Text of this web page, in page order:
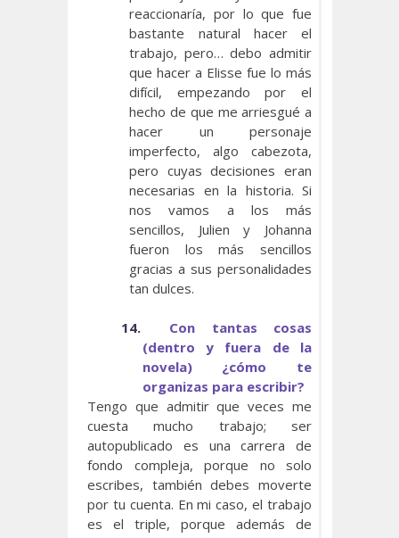
reaccionaría, por lo que fue
bastante natural hacer el
trabajo, pero… debo admitir
que hacer a Elisse fue lo más
difícil, empezando por el
hecho de que me arriesgué a
hacer un personaje
imperfecto, algo cabezota,
pero cuyas decisiones eran
necesarias en la historia. Si
nos vamos a los más
sencillos, Julien y Johanna
fueron los más sencillos
gracias a sus personalidades
tan dulces.
14.
Con tantas cosas
(dentro y fuera de la
novela) ¿cómo te
organizas para escribir?
Tengo que admitir que veces me
cuesta mucho trabajo; ser
autopublicado es una carrera de
fondo compleja, porque no solo
escribes, también debes moverte
por tu cuenta. En mi caso, el trabajo
es el triple, porque además de